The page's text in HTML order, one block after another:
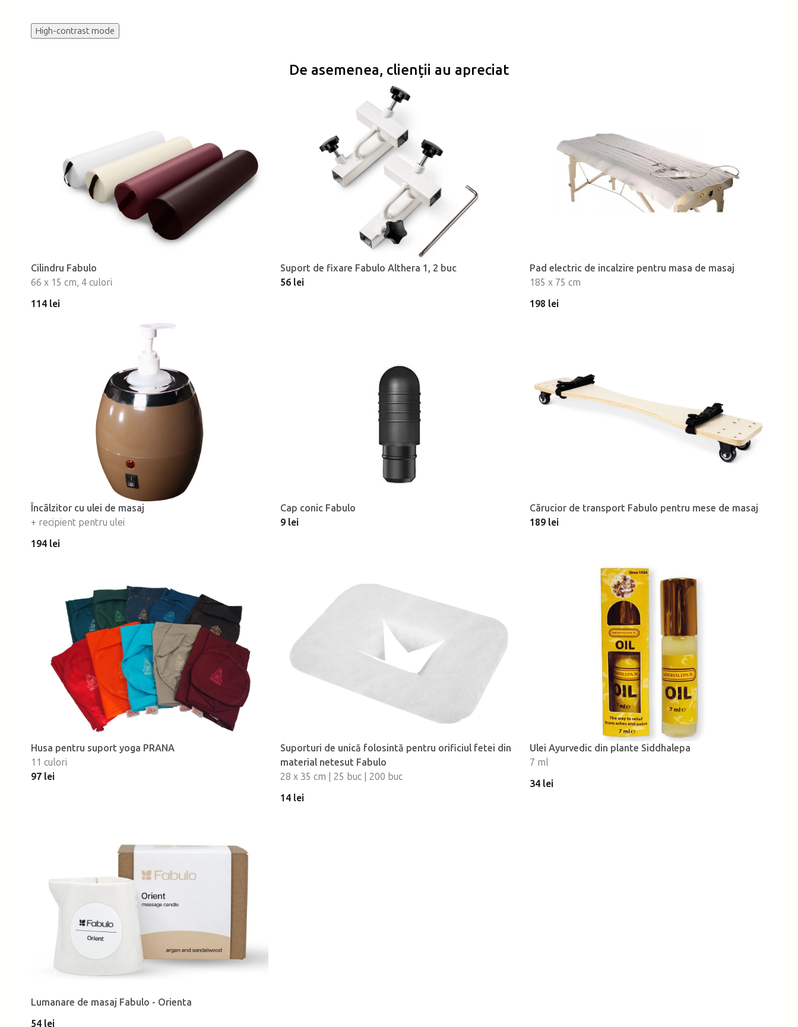
High-contrast mode
De asemenea, clienții au apreciat
Cilindru Fabulo
66 x 15 cm, 4 culori
114 lei
Suport de fixare Fabulo Althera 1, 2 buc
56 lei
Pad electric de incalzire pentru masa de masaj
185 x 75 cm
198 lei
Încãlzitor cu ulei de masaj
+ recipient pentru ulei
194 lei
Cap conic Fabulo
9 lei
Cãrucior de transport Fabulo pentru mese de masaj
189 lei
Husa pentru suport yoga PRANA
11 culori
97 lei
Suporturi de unică folosintă pentru orificiul fetei din
material netesut Fabulo
28 x 35 cm | 25 buc | 200 buc
14 lei
Ulei Ayurvedic din plante Siddhalepa
7 ml
34 lei
Lumanare de masaj Fabulo - Orienta
54 lei